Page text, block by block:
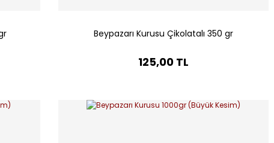
Beypazarı Kurusu Çikolatalı 350 gr
125,00 TL